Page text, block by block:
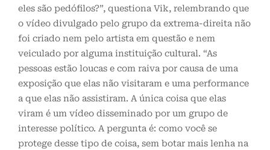
eles são pedófilos?”, questiona Vik, relembrando que
o vídeo divulgado pelo grupo da extrema-direita não
foi criado nem pelo artista em questão e nem
veiculado por alguma instituição cultural. “As
pessoas estão loucas e com raiva por causa de uma
exposição que elas não visitaram e uma performance
a que elas não assistiram. A única coisa que elas
viram é um vídeo disseminado por um grupo de
interesse político. A pergunta é: como você se
protege desse tipo de coisa, sem botar mais lenha na